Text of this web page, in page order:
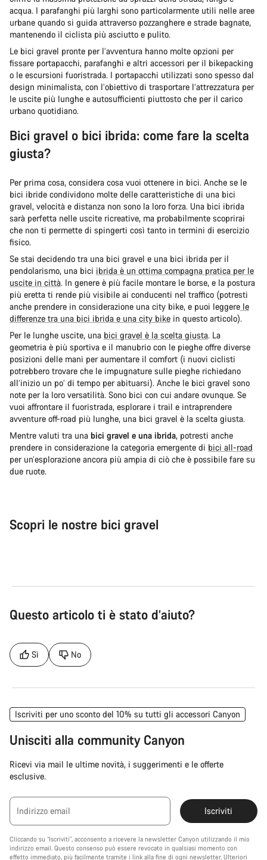
acqua. I parafanghi più larghi sono particolarmente utili nelle aree
urbane quando si guida attraverso pozzanghere e strade bagnate,
mantenendo il ciclista più asciutto e pulito.
Le bici gravel pronte per l’avventura hanno molte opzioni per
fissare portapacchi, parafanghi e altri accessori per il bikepacking
o le escursioni fuoristrada. I portapacchi utilizzati sono spesso dal
design minimalista, con l’obiettivo di trasportare l’attrezzatura per
le uscite più lunghe e autosufficienti piuttosto che per il carico
urbano quotidiano.
Bici gravel o bici ibrida: come fare la scelta
giusta?
Per prima cosa, considera cosa vuoi ottenere in bici. Anche se le
bici ibride condividono molte delle caratteristiche di una bici
gravel, velocità e distanza non sono la loro forza. Una bici ibrida
sarà perfetta nelle uscite ricreative, ma probabilmente scoprirai
che non ti permette di spingerti così tanto in termini di esercizio
fisico.
Se stai decidendo tra una bici gravel e una bici ibrida per il
pendolarismo, una bici ibrida è un ottima compagna pratica per le
uscite in città. In genere è più facile montare le borse, e la postura
più eretta ti rende più visibile ai conducenti nel traffico (potresti
anche prendere in considerazione una city bike, e puoi leggere le
differenze tra una bici ibrida e una city bike in questo articolo).
Per le lunghe uscite, una bici gravel è la scelta giusta. La
geometria è più sportiva e il manubrio con le pieghe offre diverse
posizioni delle mani per aumentare il comfort (i nuovi ciclisti
potrebbero trovare che le impugnature sulle pieghe richiedano
all’inizio un po’ di tempo per abituarsi). Anche le bici gravel sono
note per la loro versatilità. Sono bici con cui andare ovunque. Se
vuoi affrontare il fuoristrada, esplorare i trail e intraprendere
avventure off-road più lunghe, una bici gravel è la scelta giusta.
Mentre valuti tra una bici gravel e una ibrida, potresti anche
prendere in considerazione la categoria emergente di bici all-road
per un’esplorazione ancora più ampia di ciò che è possibile fare su
due ruote.
Scopri le nostre bici gravel
Bici Gravel
Questo articolo ti è stato d’aiuto?
Sì No
Iscriviti per uno sconto del 10% su tutti gli accessori Canyon
Unisciti alla community Canyon
Ricevi via mail le ultime novità, i suggerimenti e le offerte
esclusive.
Indirizzo email Iscriviti
Cliccando su “Iscriviti”, acconsento a ricevere la newsletter Canyon utilizzando il mio
indirizzo email. Questo consenso può essere revocato in qualsiasi momento con
effetto immediato, più facilmente tramite i link alla fine di ogni newsletter. Ulteriori